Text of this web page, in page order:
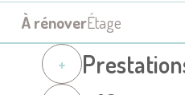
À rénoverÉtage
+